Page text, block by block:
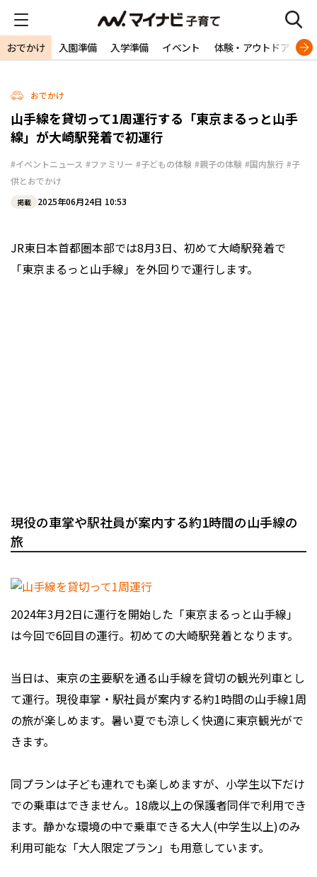
おでかけ 入園準備 入学準備 イベント 体験・アウトドア 旅
おでかけ
山手線を貸切って1周運行する「東京まるっと山手
線」が大崎駅発着で初運行
#イベントニュース #ファミリー #子どもの体験 #親子の体験 #国内旅行 #子
供とおでかけ
掲載 2025年06月24日 10:53
JR東日本首都圏本部では8月3日、初めて大崎駅発着で
「東京まるっと山手線」を外回りで運行します。
現役の車掌や駅社員が案内する約1時間の山手線の
旅
2024年3月2日に運行を開始した「東京まるっと山手線」
は今回で6回目の運行。初めての大崎駅発着となります。
当日は、東京の主要駅を通る山手線を貸切の観光列車とし
て運行。現役車掌・駅社員が案内する約1時間の山手線1周
の旅が楽しめます。暑い夏でも涼しく快適に東京観光がで
きます。
同プランは子ども連れでも楽しめますが、小学生以下だけ
での乗車はできません。18歳以上の保護者同伴で利用でき
ます。静かな環境の中で乗車できる大人(中学生以上)のみ
利用可能な「大人限定プラン」も用意しています。